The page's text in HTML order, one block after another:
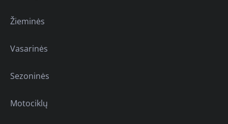
Žieminės
Vasarinės
Sezoninės
Motociklų